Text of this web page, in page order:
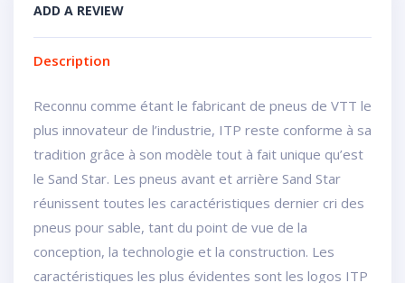
ADD A REVIEW
Description
Reconnu comme étant le fabricant de pneus de VTT le
plus innovateur de l’industrie, ITP reste conforme à sa
tradition grâce à son modèle tout à fait unique qu’est
le Sand Star. Les pneus avant et arrière Sand Star
réunissent toutes les caractéristiques dernier cri des
pneus pour sable, tant du point de vue de la
conception, la technologie et la construction. Les
caractéristiques les plus évidentes sont les logos ITP